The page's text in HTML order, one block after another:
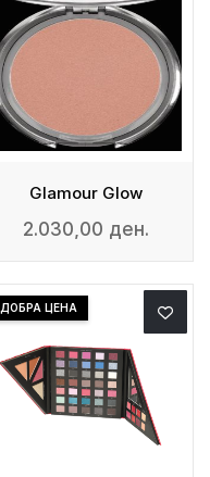
Glamour Glow
2.030,00 ден.
ДОБРА ЦЕНА